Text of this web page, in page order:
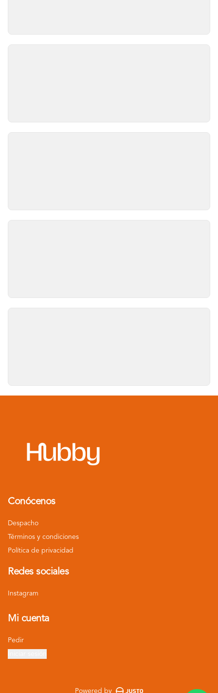
Conócenos
Despacho
Términos y condiciones
Política de privacidad
Redes sociales
Instagram
Mi cuenta
Pedir
Powered by